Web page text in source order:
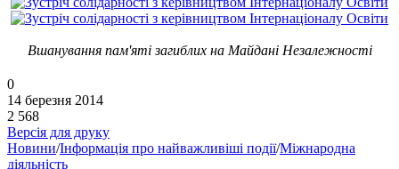
Вшанування пам'яті загиблих на Майдані Незалежності
0
14 березня 2014
2 568
Версія для друку
Новини/Інформація про найважливіші події/Міжнародна
діяльність